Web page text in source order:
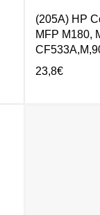
(205A) HP
MFP M180,
23,8€